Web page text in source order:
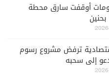
أوقفت سارق محطة
ترفض مشروع رسوم
إلى سحبه